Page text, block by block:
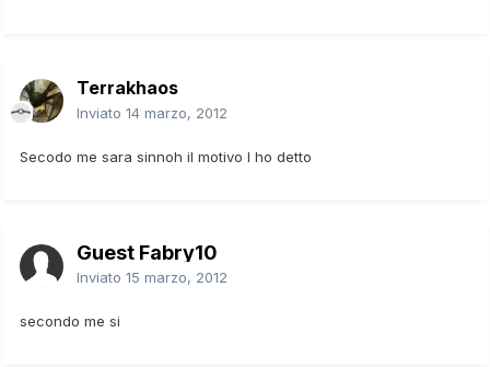
Terrakhaos
Inviato 14 marzo, 2012
Secodo me sara sinnoh il motivo l ho detto
Guest Fabry10
Inviato 15 marzo, 2012
secondo me si